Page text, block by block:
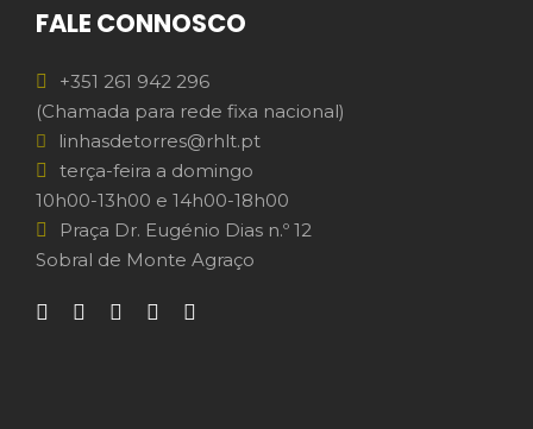
FALE CONNOSCO
+351 261 942 296
(Chamada para rede fixa nacional)
linhasdetorres@rhlt.pt
terça-feira a domingo
10h00-13h00 e 14h00-18h00
Praça Dr. Eugénio Dias n.º 12
Sobral de Monte Agraço